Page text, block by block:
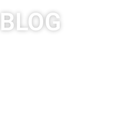
BLOG